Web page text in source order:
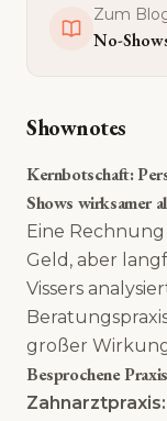
Zum
Shownotes
Kernbotschaft:
Shows wirksamer
Eine
Geld, aber
Vissers
großer
Besprochene
Zahnarztpraxis: